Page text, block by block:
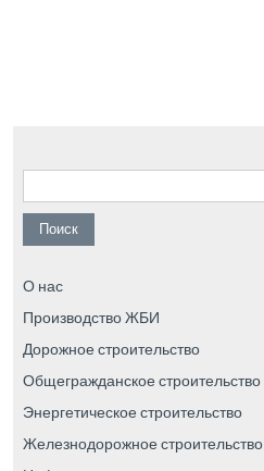
Найти:
О нас
Производство ЖБИ
Дорожное строительство
Общегражданское строительство
Энергетическое строительство
Железнодорожное строительство